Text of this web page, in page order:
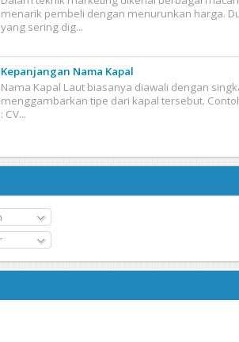
menarik pembeli dengan menurunkan harga.
yang sering dig...
Kepanjangan Nama Kapal
Nama Kapal Laut biasanya diawali dengan
menggambarkan tipe dari kapal tersebut.
: CV...